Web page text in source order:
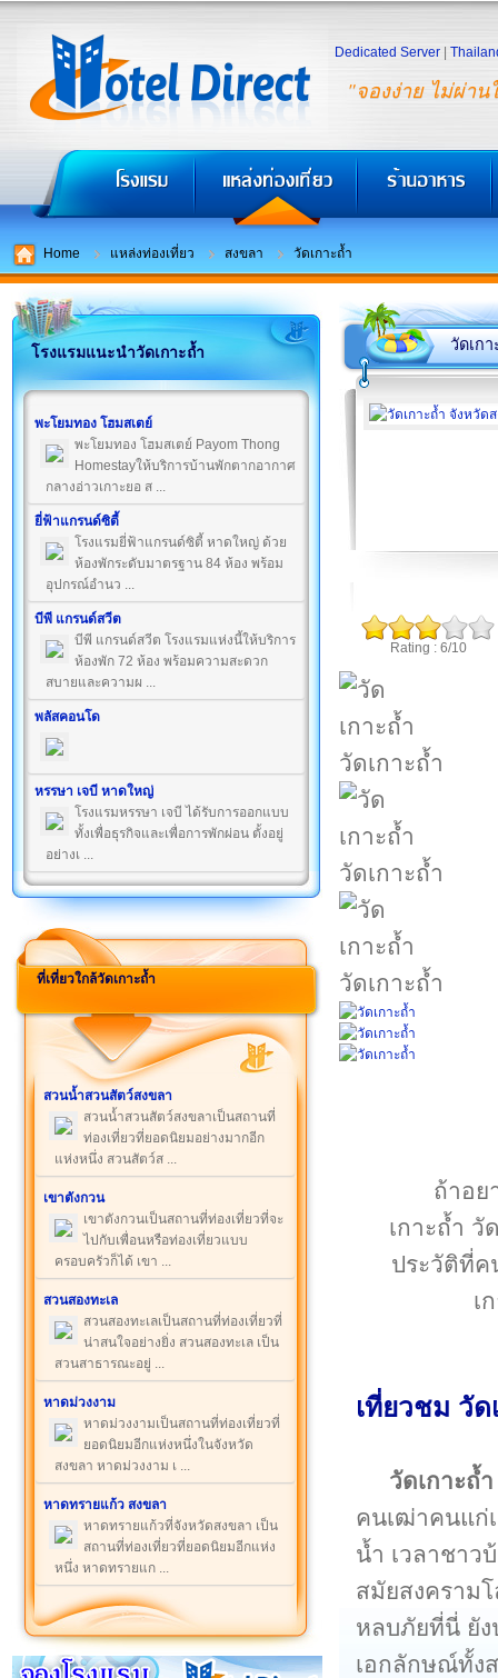
"จองง่าย ไม่ผ่าน
Dedicated Server
Home แหล่งท่องเที่ยว สงขลา วัดเกาะถ้ำ
โรงแรมแนะนำวัดเกาะถ้ำ
พะโยมทอง โฮมสเตย์
พะโยมทอง โฮมสเตย์ Payom Thong
Homestayให้บริการบ้านพักตากอากาศ
กลางอ่าวเกาะยอ ส ...
ยี่ฟ้าแกรนด์ซิตี้
โรงแรมยี่ฟ้าแกรนด์ซิตี้ หาดใหญ่ ด้วย
ห้องพักระดับมาตรฐาน 84 ห้อง พร้อม
อุปกรณ์อำนว ...
บีพี แกรนด์สวีต
บีพี แกรนด์สวีต โรงแรมแห่งนี้ให้บริการ
ห้องพัก 72 ห้อง พร้อมความสะดวก
สบายและความผ ...
พลัสคอนโด
หรรษา เจบี หาดใหญ่
โรงแรมหรรษา เจบี ได้รับการออกแบบ
ทั้งเพื่อธุรกิจและเพื่อการพักผ่อน ตั้งอยู่
อย่างเ ...
ที่เที่ยวใกล้วัดเกาะถ้ำ
สวนน้ำสวนสัตว์สงขลา
สวนน้ำสวนสัตว์สงขลาเป็นสถานที่
ท่องเที่ยวที่ยอดนิยมอย่างมากอีก
แห่งหนึ่ง สวนสัตว์ส ...
เขาตังกวน
เขาตังกวนเป็นสถานที่ท่องเที่ยวที่จะ
ไปกับเพื่อนหรือท่องเที่ยวแบบ
ครอบครัวก็ได้ เขา ...
สวนสองทะเล
สวนสองทะเลเป็นสถานที่ท่องเที่ยวที่
น่าสนใจอย่างยิ่ง สวนสองทะเล เป็น
สวนสาธารณะอยู่ ...
หาดม่วงงาม
หาดม่วงงามเป็นสถานที่ท่องเที่ยวที่
ยอดนิยมอีกแห่งหนึ่งในจังหวัด
สงขลา หาดม่วงงาม เ ...
หาดทรายแก้ว สงขลา
หาดทรายแก้วที่จังหวัดสงขลา เป็น
สถานที่ท่องเที่ยวที่ยอดนิยมอีกแห่ง
หนึ่ง หาดทรายแก ...
วัดเกา
Rating : 6/10
วัดเกาะถ้ำ
วัดเกาะถ้ำ
วัดเกาะถ้ำ
ถ้าอย
เกาะถ้ำ
ประวัติที่ค
เ
เที่ยวชม วั
วัดเกาะถ้ำ
คนเฒ่าคนแก่
น้ำ เวลาชาว
สมัยสงคราม
หลบภัยที่นี่ ยั
เอกลักษณ์ทั้ง